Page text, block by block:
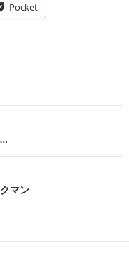
Pocket
マン